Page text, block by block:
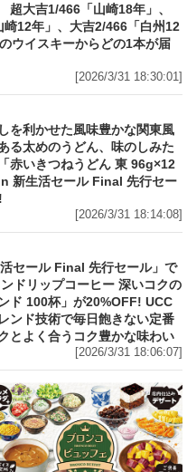
大吉1/466「山崎18年」、
崎12年」、大吉2/466「白州12
ウイスキーからどの1本が届
[2026/3/31 18:30:01]
を利かせた風味豊かな関東風
る太めのうどん、味のしみた
赤いきつねうどん 東 96g×12
新生活セール Final 先行セー
[2026/3/31 18:14:08]
セール Final 先行セール」で
ンドリップコーヒー 深いコクの
ド 100杯」が20%OFF! UCC
ンド技術で毎日飽きない定番
とよく合うコク豊かな味わい
[2026/3/31 18:06:07]